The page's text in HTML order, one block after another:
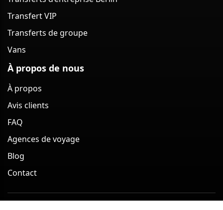
Transfert VIP
Transferts de groupe
Vans
À propos de nous
À propos
Avis clients
FAQ
Agences de voyage
Blog
Contact